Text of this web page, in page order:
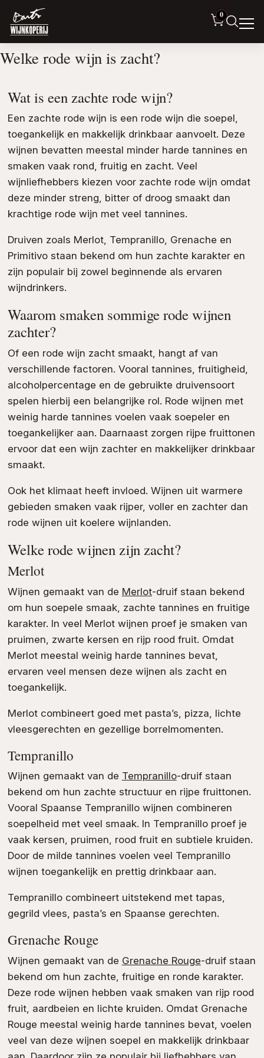
0
Welke rode wijn is zacht?
Wat is een zachte rode wijn?
Een zachte rode wijn is een rode wijn die soepel,
toegankelijk en makkelijk drinkbaar aanvoelt. Deze
wijnen bevatten meestal minder harde tannines en
smaken vaak rond, fruitig en zacht. Veel
wijnliefhebbers kiezen voor zachte rode wijn omdat
deze minder streng, bitter of droog smaakt dan
krachtige rode wijn met veel tannines.
Druiven zoals Merlot, Tempranillo, Grenache en
Primitivo staan bekend om hun zachte karakter en
zijn populair bij zowel beginnende als ervaren
wijndrinkers.
Waarom smaken sommige rode wijnen
zachter?
Of een rode wijn zacht smaakt, hangt af van
verschillende factoren. Vooral tannines, fruitigheid,
alcoholpercentage en de gebruikte druivensoort
spelen hierbij een belangrijke rol. Rode wijnen met
weinig harde tannines voelen vaak soepeler en
toegankelijker aan. Daarnaast zorgen rijpe fruittonen
ervoor dat een wijn zachter en makkelijker drinkbaar
smaakt.
Ook het klimaat heeft invloed. Wijnen uit warmere
gebieden smaken vaak rijper, voller en zachter dan
rode wijnen uit koelere wijnlanden.
Welke rode wijnen zijn zacht?
Merlot
Wijnen gemaakt van de Merlot-druif staan bekend
om hun soepele smaak, zachte tannines en fruitige
karakter. In veel Merlot wijnen proef je smaken van
pruimen, zwarte kersen en rijp rood fruit. Omdat
Merlot meestal weinig harde tannines bevat,
ervaren veel mensen deze wijnen als zacht en
toegankelijk.
Merlot combineert goed met pasta’s, pizza, lichte
vleesgerechten en gezellige borrelmomenten.
Tempranillo
Wijnen gemaakt van de Tempranillo-druif staan
bekend om hun zachte structuur en rijpe fruittonen.
Vooral Spaanse Tempranillo wijnen combineren
soepelheid met veel smaak. In Tempranillo proef je
vaak kersen, pruimen, rood fruit en subtiele kruiden.
Door de milde tannines voelen veel Tempranillo
wijnen toegankelijk en prettig drinkbaar aan.
Tempranillo combineert uitstekend met tapas,
gegrild vlees, pasta’s en Spaanse gerechten.
Grenache Rouge
Wijnen gemaakt van de Grenache Rouge-druif staan
bekend om hun zachte, fruitige en ronde karakter.
Deze rode wijnen hebben vaak smaken van rijp rood
fruit, aardbeien en lichte kruiden. Omdat Grenache
Rouge meestal weinig harde tannines bevat, voelen
veel van deze wijnen soepel en makkelijk drinkbaar